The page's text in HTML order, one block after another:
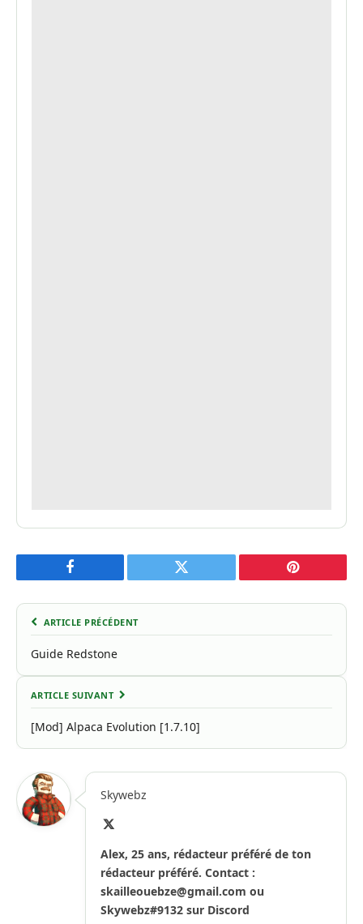
Facebook Twitter Pinterest
ARTICLE PRÉCÉDENT
Guide Redstone
ARTICLE SUIVANT
[Mod] Alpaca Evolution [1.7.10]
Skywebz
X
Alex, 25 ans, rédacteur préféré de ton
rédacteur préféré. Contact :
skailleouebze@gmail.com ou
Skywebz#9132 sur Discord